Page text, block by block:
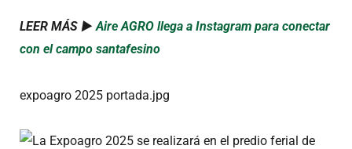
LEER MÁS ►Aire AGRO llega a Instagram para conectar
con el campo santafesino
expoagro 2025 portada.jpg